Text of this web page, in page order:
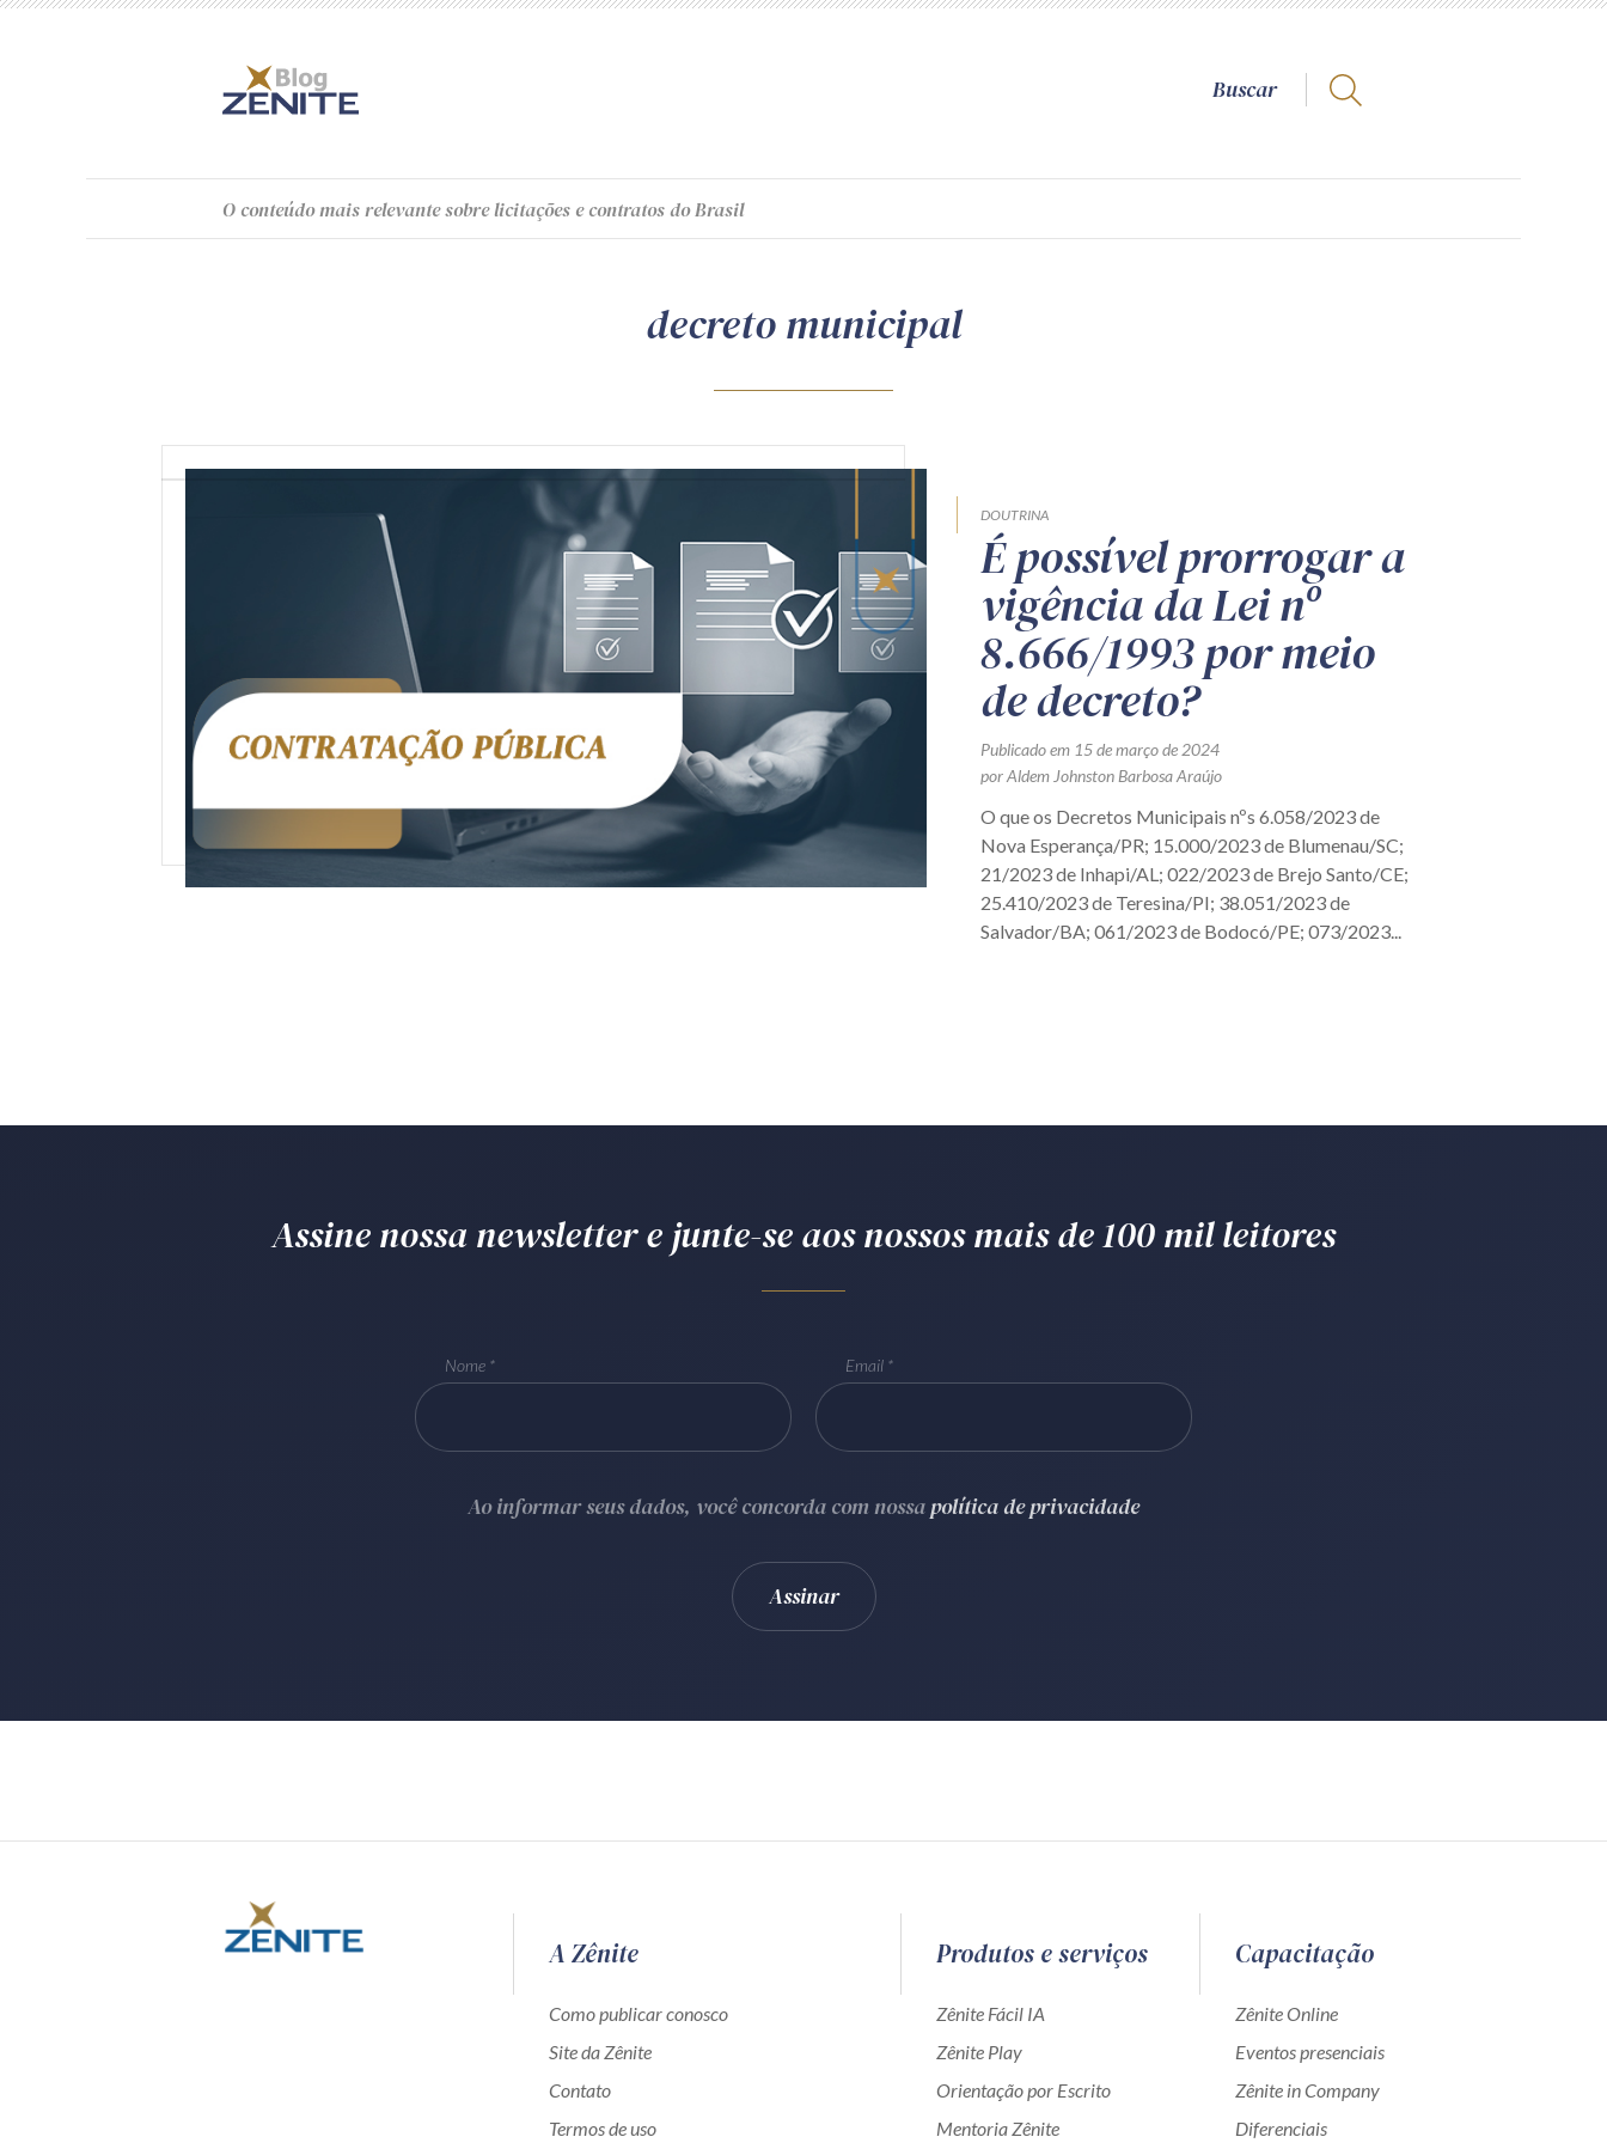
O conteúdomais relevante sobre licitações e contratos do Brasil
decreto municipal
DOUTRINA
É possível prorrogar a
vigência da Lei nº
8.666/1993 por meio
de decreto?
Publicado em 15 de março de 2024
por Aldem Johnston Barbosa Araújo
O que os Decretos Municipais nºs 6.058/2023 de
Nova Esperança/PR; 15.000/2023 de Blumenau/SC;
21/2023 de Inhapi/AL; 022/2023 de Brejo Santo/CE;
25.410/2023 de Teresina/PI; 38.051/2023 de
Salvador/BA; 061/2023 de Bodocó/PE; 073/2023...
Assine nossa newsletter e junte-se aos nossos mais de 100 mil leitores
Nome Email
Ao informar seus dados, você concorda com nossapolítica de privacidade
A Zênite
Como publicar conosco
Site da Zênite
Contato
Termos de uso
Produtos e serviços
Zênite Fácil IA
Zênite Play
Orientação por Escrito
Mentoria Zênite
Capacitação
Zênite Online
Eventos presenciais
Zênite in Company
Diferenciais